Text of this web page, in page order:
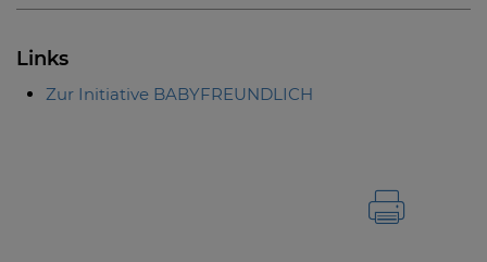
Links
Zur Initiative BABYFREUNDLICH